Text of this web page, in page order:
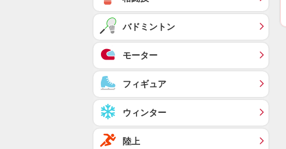
バドミントン
モーター
フィギュア
ウィンター
陸上